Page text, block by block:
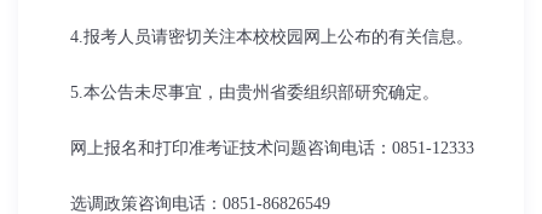
4.报考人员请密切关注本校校园网上公布的有关信息。
5.本公告未尽事宜，由贵州省委组织部研究确定。
网上报名和打印准考证技术问题咨询电话：0851-12333
选调政策咨询电话：0851-86826549